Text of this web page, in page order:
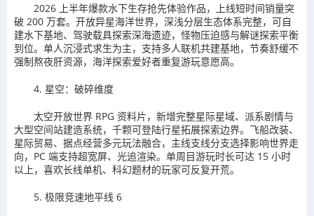
2026 上半年爆款水下生存抢先体验作品，上线短时间销量突
破 200 万套。开放异星海洋世界，深浅分层生态体系完整，可自
建水下基地、驾驶载具探索深海遗迹，怪物压迫感与解谜探索平衡
到位。单人沉浸式求生为主，支持多人联机共建基地，节奏舒缓不
强制熬夜肝资源，海洋探索爱好者重复游玩意愿高。
4. 星空：破碎维度
太空开放世界 RPG 资料片，新增完整星际星域、派系剧情与
大型空间站建造系统，千颗可登陆行星拓展探索边界。飞船改装、
星际贸易、据点经营多元玩法融合，主线支线分支选择影响世界走
向，PC 端支持超宽屏、光追渲染。单周目游玩时长可达 15 小时
以上，喜欢长线单机、科幻题材的玩家可反复开荒。
5. 极限竞速地平线 6